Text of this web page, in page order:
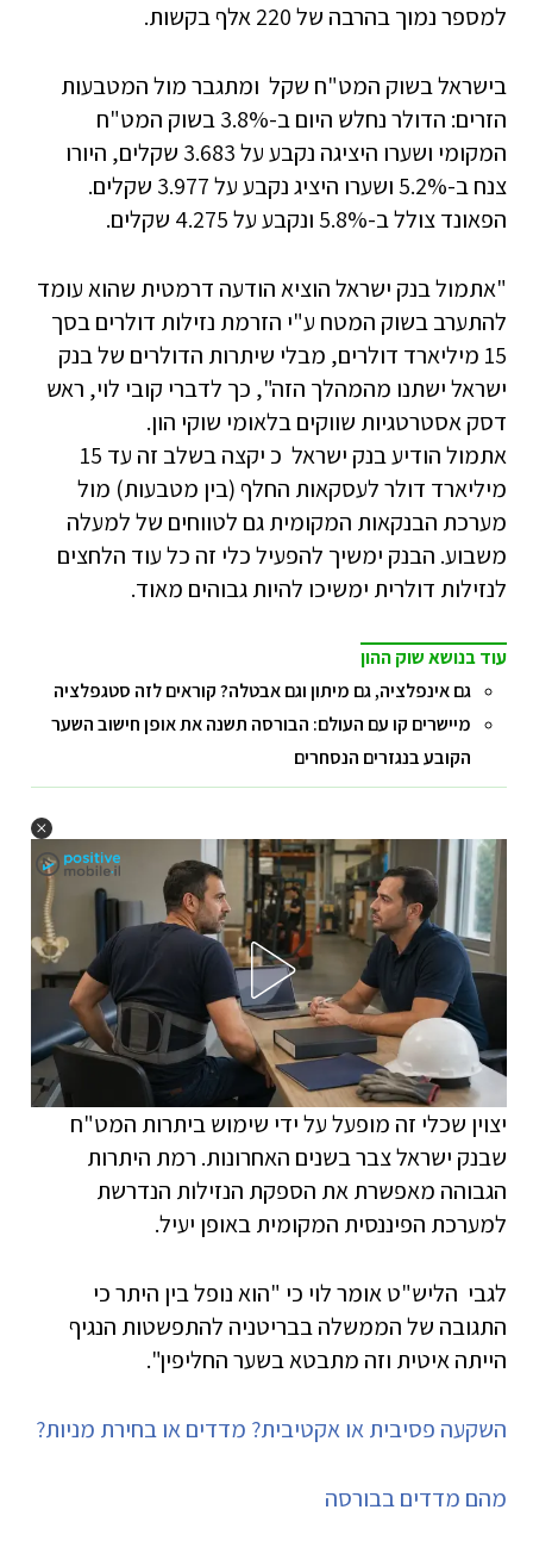
למספר נמוך בהרבה של 220 אלף בקשות.
בישראל בשוק המט"ח שקל ומתגבר מול המטבעות
הזרים: הדולר נחלש היום ב-3.8% בשוק המט"ח
המקומי ושערו היציגה נקבע על 3.683 שקלים, היורו
צנח ב-5.2% ושערו היציג נקבע על 3.977 שקלים.
הפאונד צולל ב-5.8% ונקבע על 4.275 שקלים.
"אתמול בנק ישראל הוציא הודעה דרמטית שהוא עומד
להתערב בשוק המטח ע"י הזרמת נזילות דולרים בסך
15 מיליארד דולרים, מבלי שיתרות הדולרים של בנק
ישראל ישתנו מהמהלך הזה", כך לדברי קובי לוי, ראש
דסק אסטרטגיות שווקים בלאומי שוקי הון.
אתמול הודיע בנק ישראל כ יקצה בשלב זה עד 15
מיליארד דולר לעסקאות החלף (בין מטבעות) מול
מערכת הבנקאות המקומית גם לטווחים של למעלה
משבוע. הבנק ימשיך להפעיל כלי זה כל עוד הלחצים
לנזילות דולרית ימשיכו להיות גבוהים מאוד.
עוד בנושא שוק ההון
גם אינפלציה, גם מיתון וגם אבטלה? קוראים לזה סטגפלציה
מיישרים קו עם העולם: הבורסה תשנה את אופן חישוב השער
הקובע בנגזרים הנסחרים
יצוין שכלי זה מופעל על ידי שימוש ביתרות המט"ח
שבנק ישראל צבר בשנים האחרונות. רמת היתרות
הגבוהה מאפשרת את הספקת הנזילות הנדרשת
למערכת הפיננסית המקומית באופן יעיל.
לגבי הליש"ט אומר לוי כי "הוא נופל בין היתר כי
התגובה של הממשלה בבריטניה להתפשטות הנגיף
הייתה איטית וזה מתבטא בשער החליפין".
השקעה פסיבית או אקטיבית? מדדים או בחירת מניות?
מהם מדדים בבורסה